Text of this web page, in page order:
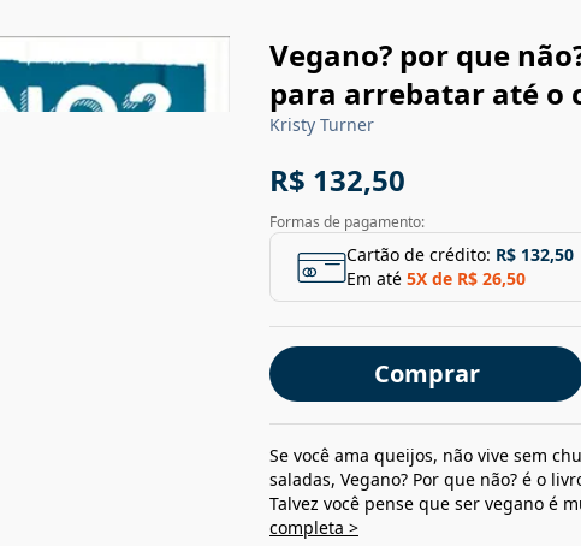
Vegano? por que
para arrebatar até o
Kristy Turner
R$ 132,50
Formas de pagamento:
Cartão de crédito: R$ 132,50
Em até 5X de R$ 26,50
Comprar
Se você ama queijos, não vive sem
saladas, Vegano? Por que não? é o
Talvez você pense que ser vegano é
completa >